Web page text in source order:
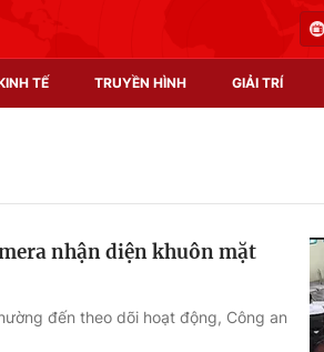
TẾ TRUYỀN HÌNH GIẢI TRÍ
Hậu trường
nhận diện khuôn mặt
đến theo dõi hoạt động, Công an